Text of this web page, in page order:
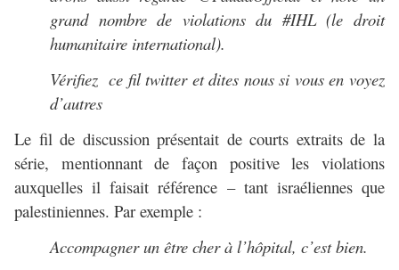
grand nombre de violations du #IHL (le droit
humanitaire international).
Vérifiez ce fil twitter et dites nous si vous en voyez
d’autres
Le fil de discussion présentait de courts extraits de la
série, mentionnant de façon positive les violations
auxquelles il faisait référence – tant israéliennes que
palestiniennes. Par exemple :
Accompagner un être cher à l’hôpital, c’est bien.